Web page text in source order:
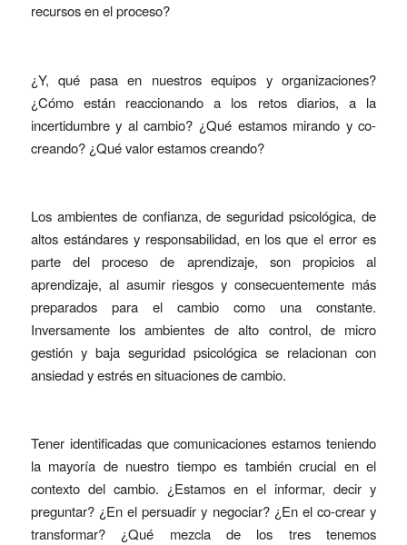
recursos en el proceso?
¿Y, qué pasa en nuestros equipos y organizaciones?
¿Cómo están reaccionando a los retos diarios, a la
incertidumbre y al cambio? ¿Qué estamos mirando y co-
creando? ¿Qué valor estamos creando?
Los ambientes de confianza, de seguridad psicológica, de
altos estándares y responsabilidad, en los que el error es
parte del proceso de aprendizaje, son propicios al
aprendizaje, al asumir riesgos y consecuentemente más
preparados para el cambio como una constante.
Inversamente los ambientes de alto control, de micro
gestión y baja seguridad psicológica se relacionan con
ansiedad y estrés en situaciones de cambio.
Tener identificadas que comunicaciones estamos teniendo
la mayoría de nuestro tiempo es también crucial en el
contexto del cambio. ¿Estamos en el informar, decir y
preguntar? ¿En el persuadir y negociar? ¿En el co-crear y
transformar? ¿Qué mezcla de los tres tenemos